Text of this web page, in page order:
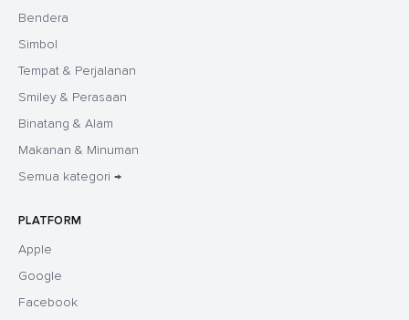
Bendera
Simbol
Tempat & Perjalanan
Smiley & Perasaan
Binatang & Alam
Makanan & Minuman
Semua kategori →
PLATFORM
Apple
Google
Facebook